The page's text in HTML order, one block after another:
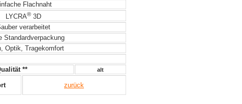
Flachnaht
LYCRA®3D
verarbeitet
Standardverpackung
Optik, Tragekomfort
** alt
zurück